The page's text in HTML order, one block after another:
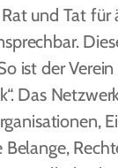
und Tat
ist der
Das